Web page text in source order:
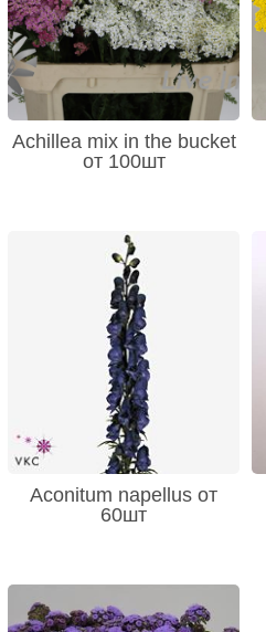
Achillea mix in the bucket
от 100шт
Aconitum napellus от
60шт